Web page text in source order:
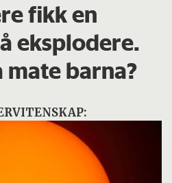
fikk en
eksplodere.
mate barna?